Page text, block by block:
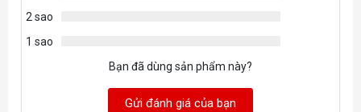
2 sao
1 sao
Bạn đã dùng sản phẩm này?
Gửi đánh giá của bạn